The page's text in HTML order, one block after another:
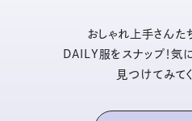
おしゃれ上手さんた
DAILY服をスナップ！気
見つけてみて